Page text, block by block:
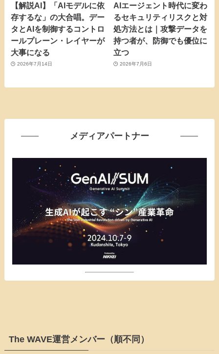
【解説AI】「AIモデルに依
存するな」の大合唱。デー
タとAIを制御するコントロ
ールプレーン・レイヤーが
大事になる
2026年7月14日
AIエージェント時代に変わ
るセキュリティリスクと対
処方法とは｜攻撃データを
持つ者が、防御でも優位に
立つ
2026年7月6日
メディアパートナー
The WAVE運営メンバー（順不同）